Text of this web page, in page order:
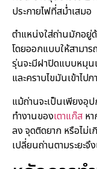
ประกายไฟที่สม่ำเสมอ
ตำแหน่งใส่ถ่านมักอยู่ด้
โดยออกแบบให้สามาร
รุ่นจะมีฝาปิดแบบหมุน
และคราบไขมันเข้าไปภ
แม้ถ่านจะเป็นเพียง
ทำงานของเตาแก๊ส ห
ลง จุดติดยาก หรือไม่เ
เปลี่ยนถ่านตามระยะจึ